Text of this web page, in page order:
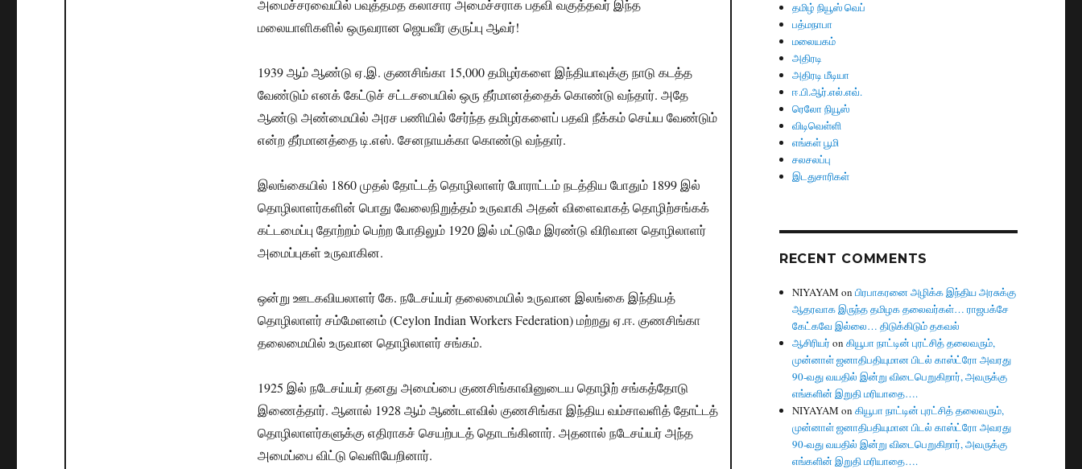
அமைச்சரவையில் பவுத்தமத கலாசார அமைச்சராக பதவி வகுத்தவர் இந்த
மலையாளிகளில் ஒருவரான ஜெயவீர குருப்பு ஆவர்!
1939 ஆம் ஆண்டு ஏ.இ. குணசிங்கா 15,000 தமிழர்களை இந்தியாவுக்கு நாடு கடத்த
வேண்டும் எனக் கேட்டுச் சட்டசபையில் ஒரு தீர்மானத்தைக் கொண்டு வந்தார். அதே
ஆண்டு அண்மையில் அரச பணியில் சேர்ந்த தமிழர்களைப் பதவி நீக்கம் செய்ய வேண்டும்
என்ற தீர்மானத்தை டி.எஸ். சேனநாயக்கா கொண்டு வந்தார்.
இலங்கையில் 1860 முதல் தோட்டத் தொழிலாளர் போராட்டம் நடத்திய போதும் 1899 இல்
தொழிலாளர்களின் பொது வேலைநிறுத்தம் உருவாகி அதன் விளைவாகத் தொழிற்சங்கக்
கட்டமைப்பு தோற்றம் பெற்ற போதிலும் 1920 இல் மட்டுமே இரண்டு விரிவான தொழிலாளர்
அமைப்புகள் உருவாகின.
ஒன்று ஊடகவியலாளர் கே. நடேசய்யர் தலைமையில் உருவான இலங்கை இந்தியத்
தொழிலாளர் சம்மேளனம் (Ceylon Indian Workers Federation) மற்றது ஏ.ஈ. குணசிங்கா
தலைமையில் உருவான தொழிலாளர் சங்கம்.
1925 இல் நடேசய்யர் தனது அமைப்பை குணசிங்காவினுடைய தொழிற் சங்கத்தோடு
இணைத்தார். ஆனால் 1928 ஆம் ஆண்டளவில் குணசிங்கா இந்திய வம்சாவளித் தோட்டத்
தொழிலாளர்களுக்கு எதிராகச் செயற்படத் தொடங்கினார். அதனால் நடேசய்யர் அந்த
அமைப்பை விட்டு வெளியேறினார்.
தமிழ் நியூஸ் வெப்
பத்மநாபா
மலையகம்
அதிரடி
அதிரடி மீடியா
ஈ.பி.ஆர்.எல்.எவ்.
ரெலோ நியூஸ்
விடிவெள்ளி
எங்கள் பூமி
சலசலப்பு
இடதுசாரிகள்
RECENT COMMENTS
NIYAYAM onபிரபாகரனை அழிக்க இந்திய அரசுக்கு
ஆதரவாக இருந்த தமிழக தலைவர்கள்… ராஜபக்சே
கேட்கவே இல்லை… திடுக்கிடும் தகவல்
ஆசிரியர் onகியூபா நாட்டின் புரட்சித் தலைவரும்,
முன்னாள் ஜனாதிபதியுமான பிடல் காஸ்ட்ரோ அவரது
90-வது வயதில் இன்று விடைபெறுகிறார், அவருக்கு
எங்களின் இறுதி மரியாதை….
NIYAYAM onகியூபா நாட்டின் புரட்சித் தலைவரும்,
முன்னாள் ஜனாதிபதியுமான பிடல் காஸ்ட்ரோ அவரது
90-வது வயதில் இன்று விடைபெறுகிறார், அவருக்கு
எங்களின் இறுதி மரியாதை….